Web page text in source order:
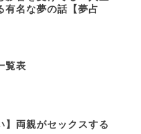
有名な夢の話【夢占
覧表
】両親がセックスする